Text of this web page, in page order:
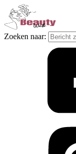
Zoeken naar: